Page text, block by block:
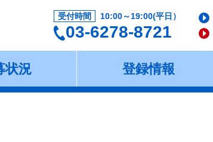
受付時間 10:00～19:00(平日）
03-6278-8721
状況 登録情報